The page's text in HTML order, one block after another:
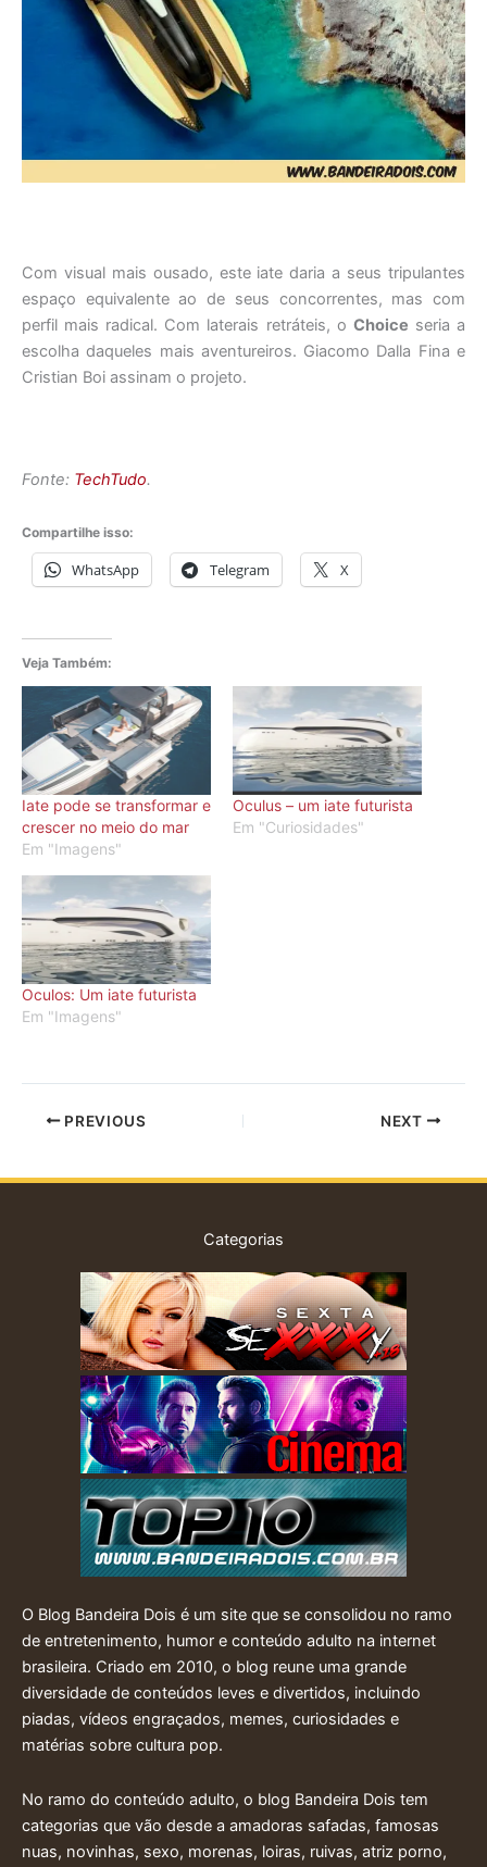
Com visual mais ousado, este iate daria a seus tripulantes
espaço equivalente ao de seus concorrentes, mas com
perfil mais radical. Com laterais retráteis, o Choice seria a
escolha daqueles mais aventureiros. Giacomo Dalla Fina e
Cristian Boi assinam o projeto.
Fonte: TechTudo.
Compartilhe isso:
WhatsApp Telegram X
Veja Também:
Iate pode se transformar e
crescer no meio do mar
Em "Imagens"
Oculus – um iate futurista
Em "Curiosidades"
Oculos: Um iate futurista
Em "Imagens"
PREVIOUS NEXT
Categorias
O Blog Bandeira Dois é um site que se consolidou no ramo
de entretenimento, humor e conteúdo adulto na internet
brasileira. Criado em 2010, o blog reune uma grande
diversidade de conteúdos leves e divertidos, incluindo
piadas, vídeos engraçados, memes, curiosidades e
matérias sobre cultura pop.
No ramo do conteúdo adulto, o blog Bandeira Dois tem
categorias que vão desde a amadoras safadas, famosas
nuas, novinhas, sexo, morenas, loiras, ruivas, atriz porno,